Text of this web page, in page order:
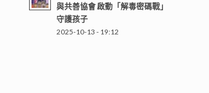
與共善協會 啟動「解毒密碼戰」
守護孩子
2025-10-13 - 19:12